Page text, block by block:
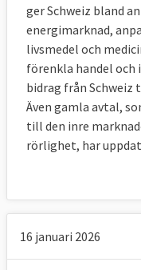
ger Schweiz bland
energimarknad,
livsmedel och
förenkla handel
bidrag från Schweiz
Även gamla avtal,
till den inre
rörlighet, har
16 januari 2026